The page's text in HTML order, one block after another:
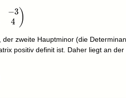
&
−3
4 )
, der zweite Hauptminor (die
positiv definit ist. Daher liegt an der